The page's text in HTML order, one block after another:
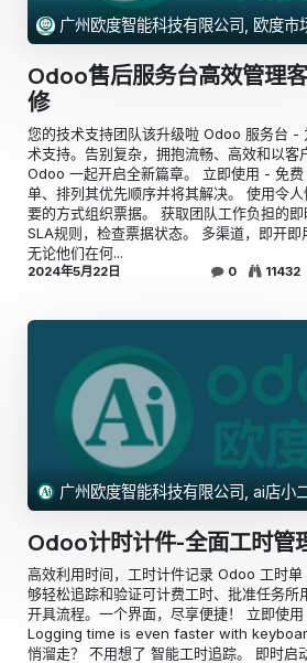
广州欧度智能科技有限公司, 欧度市
Odoo售后服务台高效管理
修
您的技术支持团队该升级啦 Odoo 服务台 -
术支持。告别复杂，拥抱流畅、高效和以客
Odoo 一起开启全新篇章。 立即使用 - 免
单、排列其优先顺序并将其解决。 使用令
要的方式组织票据。 获取团队工作负担的
SLA规则，检查票据状态。 多渠道，即开即
无论他们在何...
2024年5月22日 0 11432
广州欧度智能科技有限公司, ai店小
Odoo计时计件-全面工时管
高效利用时间，工时计件记录 Odoo 工时
够轻松追踪和验证可计费工时、批准任务所
开具流程。一个界面，尽享便捷！ 立即使
Logging time is even faster with
悄溜走？ 不用想了 智能工时追踪。 即时启